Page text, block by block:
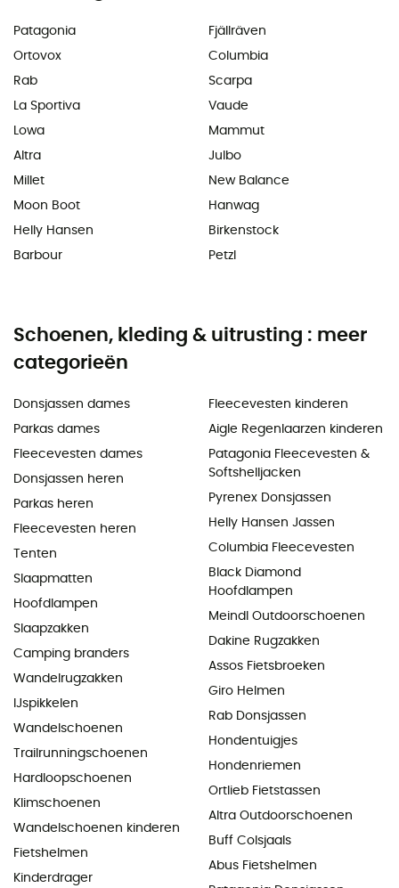
Patagonia
Ortovox
Rab
La Sportiva
Lowa
Altra
Millet
Moon Boot
Helly Hansen
Barbour
Fjällräven
Columbia
Scarpa
Vaude
Mammut
Julbo
New Balance
Hanwag
Birkenstock
Petzl
Schoenen, kleding & uitrusting : meer
categorieën
Donsjassen dames
Parkas dames
Fleecevesten dames
Donsjassen heren
Parkas heren
Fleecevesten heren
Tenten
Slaapmatten
Hoofdlampen
Slaapzakken
Camping branders
Wandelrugzakken
IJspikkelen
Wandelschoenen
Trailrunningschoenen
Hardloopschoenen
Klimschoenen
Wandelschoenen kinderen
Fietshelmen
Kinderdrager
Fleecevesten kinderen
Aigle Regenlaarzen kinderen
Patagonia Fleecevesten &
Softshelljacken
Pyrenex Donsjassen
Helly Hansen Jassen
Columbia Fleecevesten
Black Diamond
Hoofdlampen
Meindl Outdoorschoenen
Dakine Rugzakken
Assos Fietsbroeken
Giro Helmen
Rab Donsjassen
Hondentuigjes
Hondenriemen
Ortlieb Fietstassen
Altra Outdoorschoenen
Buff Colsjaals
Abus Fietshelmen